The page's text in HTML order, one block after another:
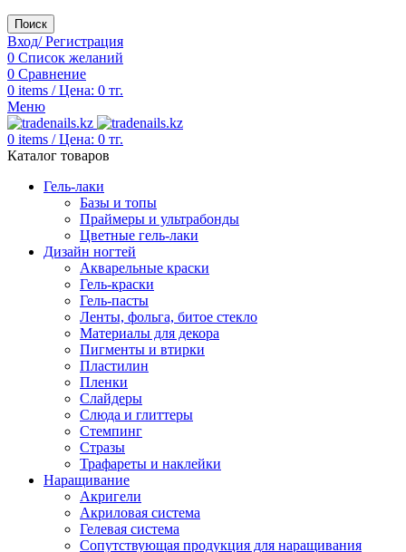
Поиск
Вход/ Регистрация
0 Список желаний
0 Сравнение
0 items / Цена: 0 тг.
Меню
0 items / Цена: 0 тг.
Каталог товаров
Гель-лаки
Базы и топы
Праймеры и ультрабонды
Цветные гель-лаки
Дизайн ногтей
Акварельные краски
Гель-краски
Гель-пасты
Ленты, фольга, битое стекло
Материалы для декора
Пигменты и втирки
Пластилин
Пленки
Слайдеры
Слюда и глиттеры
Стемпинг
Стразы
Трафареты и наклейки
Наращивание
Акригели
Акриловая система
Гелевая система
Сопутствующая продукция для наращивания